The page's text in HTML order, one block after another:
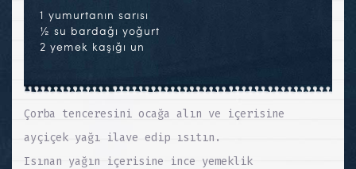
1 yumurtanın sarısı
½ su bardağı yoğurt
2 yemek kaşığı un
Çorba tenceresini ocağa alın ve içerisine
ayçiçek yağı ilave edip ısıtın.
Isınan yağın içerisine ince yemeklik